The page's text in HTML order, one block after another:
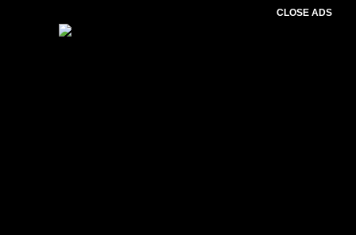
CLOSE ADS